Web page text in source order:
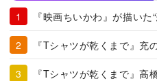
『映画ちいかわ』が描いた
『Tシャツが乾くまで』充
『Tシャツが乾くまで』高